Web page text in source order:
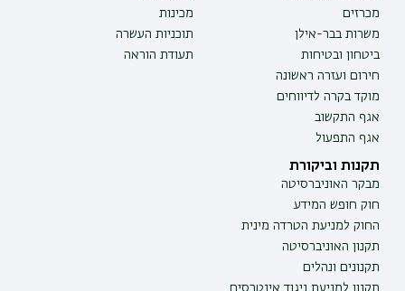
מכרזים
משרות בבר-אילן
ביטחון ובטיחות
חירום ועזרה ראשונה
מוקד בקרה לדיווחים
אגף התקשוב
אגף התפעול
מכינות
תוכניות העשרה
תעודת הוראה
תקנות וביקורת
מבקר האוניברסיטה
חוק חופש המידע
החוק למניעת הטרדה מינית
תקנון האוניברסיטה
תקנונים ונהלים
תקנון למניעת ניגוד אינטרסים